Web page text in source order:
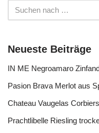
Neueste Beiträge
IN ME Negroamaro
Pasion Brava Merlot aus
Chateau Vaugelas
Prachtlibelle Riesling